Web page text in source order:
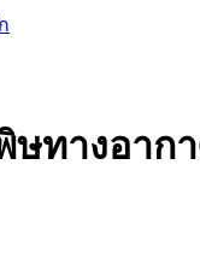
ษทางอาก